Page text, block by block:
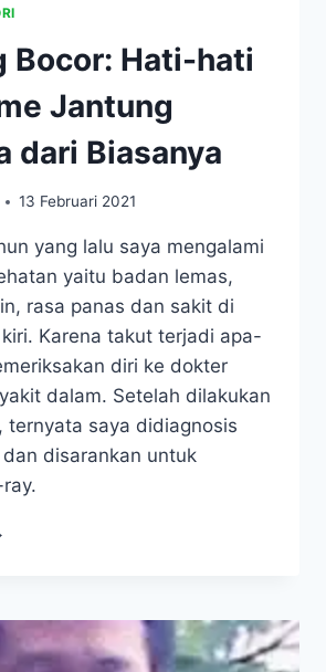
Bocor: Hati-hati
Jantung
dari Biasanya
13 Februari 2021
yang lalu saya mengalami
yaitu badan lemas,
rasa panas dan sakit di
Karena takut terjadi apa-
diri ke dokter
dalam. Setelah dilakukan
ternyata saya didiagnosis
disarankan untuk